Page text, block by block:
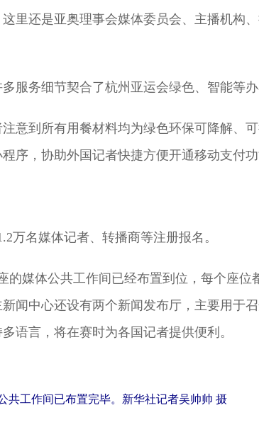
里还是亚奥理事会媒体委员会、主播机构
服务细节契合了杭州亚运会绿色、智能等办
意到所有用餐材料均为绿色环保可降解、
序，协助外国记者快捷方便开通移动支付功
万名媒体记者、转播商等注册报名。
的媒体公共工作间已经布置到位，每个座位
闻中心还设有两个新闻发布厅，主要用于
语言，将在赛时为各国记者提供便利。
共工作间已布置完毕。新华社记者吴帅帅 摄